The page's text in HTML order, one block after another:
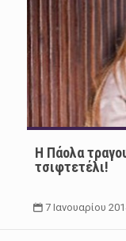
H Πάολα
τσιφτετέλι!
7 Ιανουαρίου